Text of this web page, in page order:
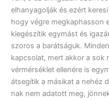
elhanyagolják és ezért
hogy végre megkaphasson
kiegészítik egymást és
szoros a barátságuk.
kapcsolat, mert akkor a sok
vérmérséklet ellenére is
átsegítik a másikat a nehéz
nak nem adatott meg,